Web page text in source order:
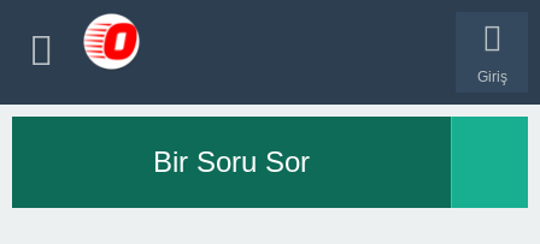
Giriş
Bir Soru Sor